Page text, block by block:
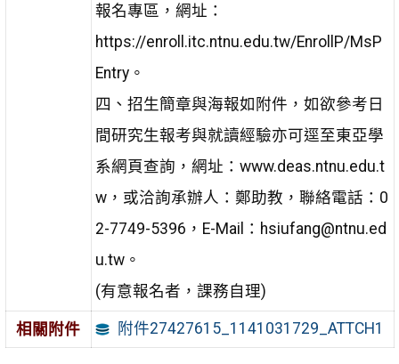
報名專區，網址：
https://enroll.itc.ntnu.edu.tw/EnrollP/MsP
Entry。
四、招生簡章與海報如附件，如欲參考日
間研究生報考與就讀經驗亦可逕至東亞學
系網頁查詢，網址：www.deas.ntnu.edu.t
w，或洽詢承辦人：鄭助教，聯絡電話：0
2-7749-5396，E-Mail：hsiufang@ntnu.ed
u.tw。
(有意報名者，課務自理)
相關附件 附件27427615_1141031729_ATTCH1